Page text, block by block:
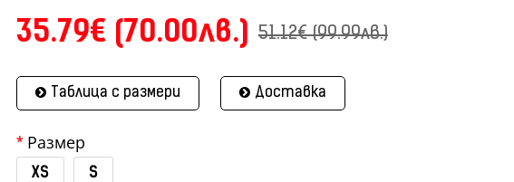
35.79€ (70.00лв.) 51.12€ (99.99лв.)
Таблица с размери Доставка
Размер
XS S